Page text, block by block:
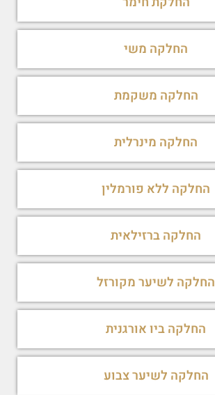
החלקה משי
החלקה משקמת
החלקה מינרלית
החלקה ללא פורמלין
החלקה ברזילאית
החלקה לשיער מקורזל
החלקה ביו אורגנית
החלקה לשיער צבוע